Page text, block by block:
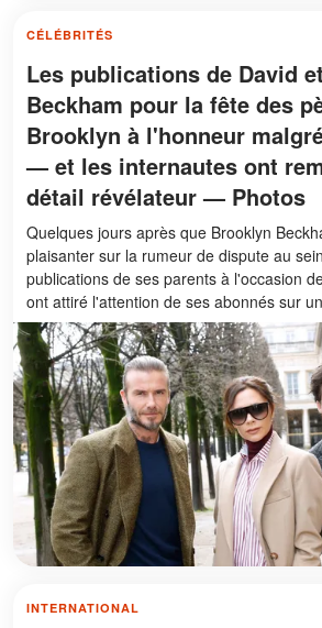
CÉLÉBRITÉS
Les publications de David
Beckham pour la fête des
Brooklyn à l'honneur
— et les internautes ont
détail révélateur — Photos
Quelques jours après que Brooklyn
plaisanter sur la rumeur de dispute au
publications de ses parents à l'occasion
ont attiré l'attention de ses abonnés sur
INTERNATIONAL